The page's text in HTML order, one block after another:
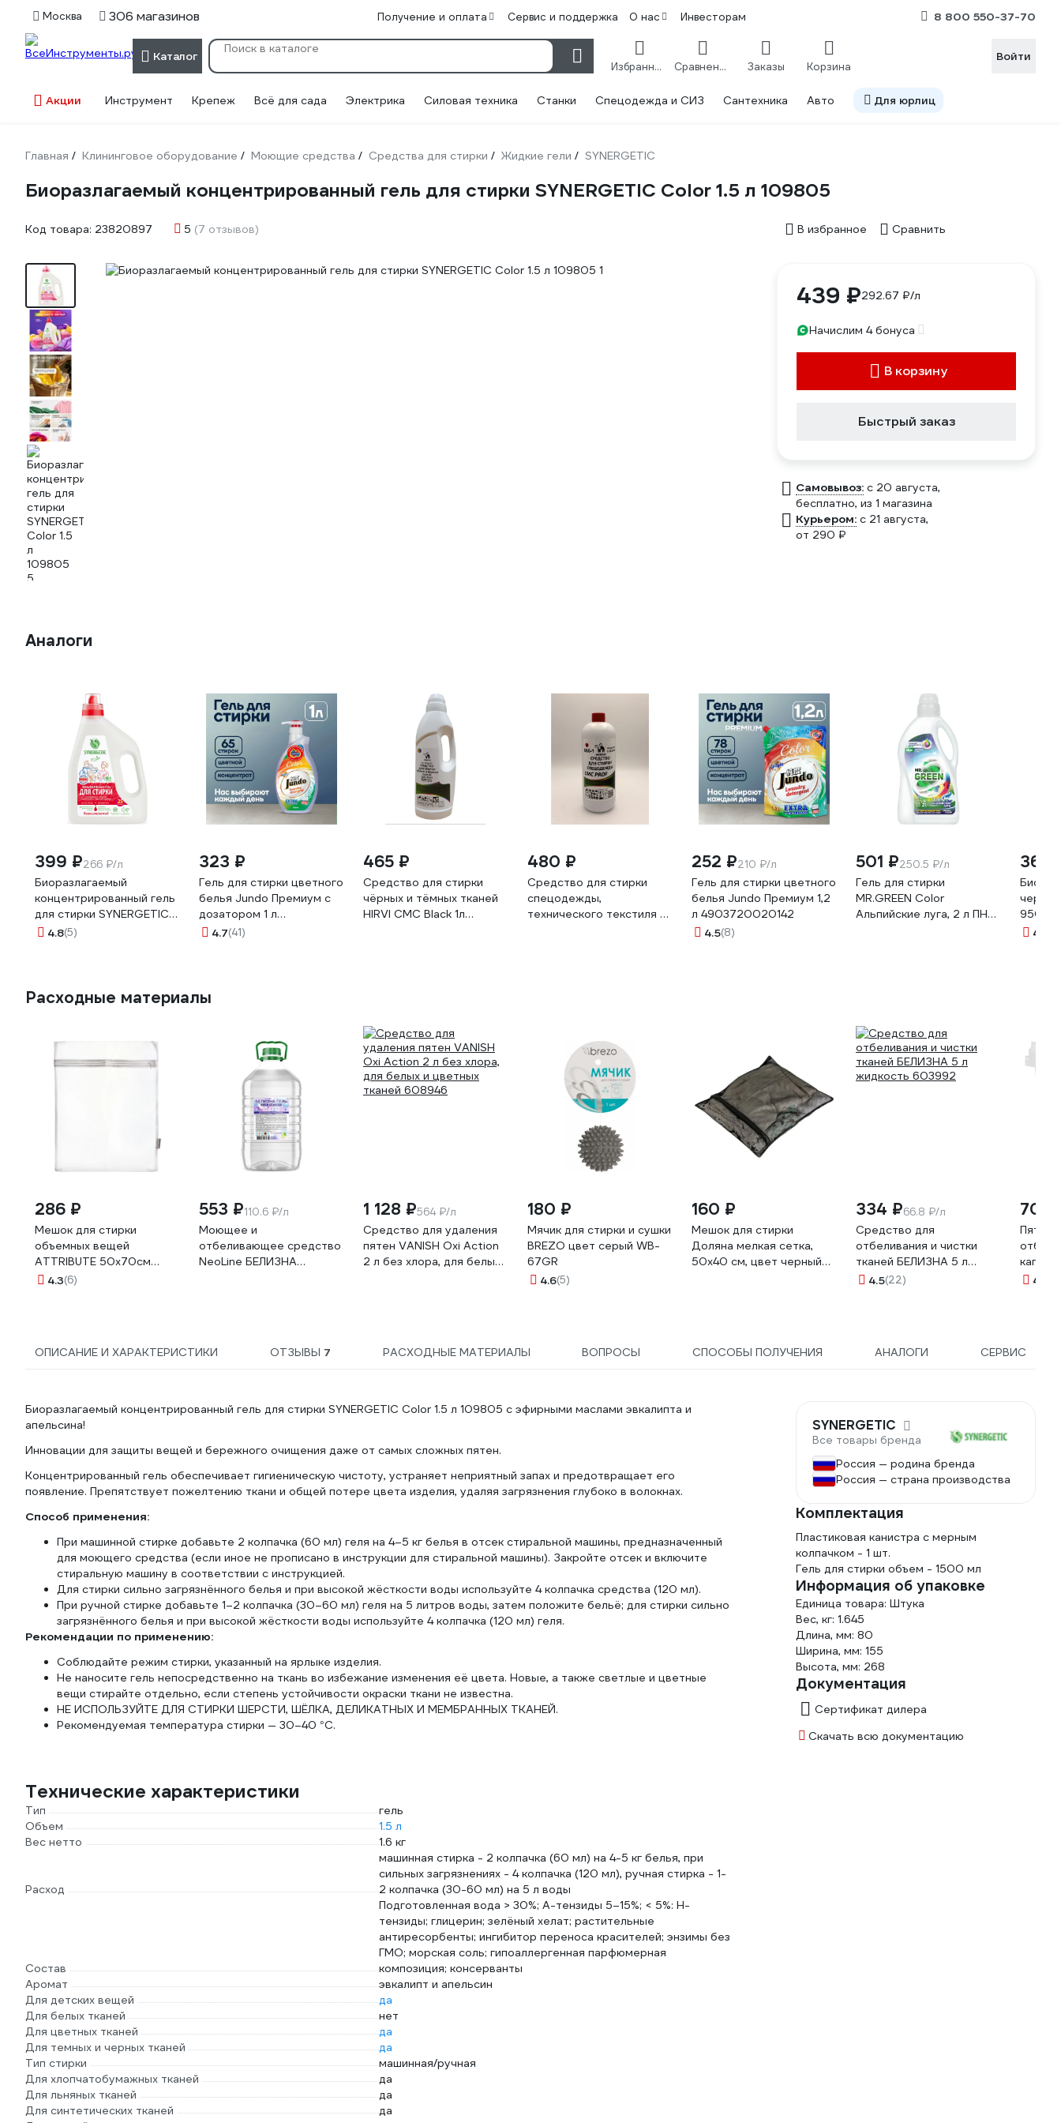
Москва 306 магазинов Получение и оплата Сервис и поддержка О нас Инвесторам 8 800 550-37-70
Каталог
Избранное Сравнение Заказы Корзина
Войти
Акции Инструмент Крепеж Всё для сада Электрика Силовая техника Станки Спецодежда и СИЗ Сантехника Авто Для юрлиц
Главная / Клининговое оборудование / Моющие средства / Средства для стирки / Жидкие гели / SYNERGETIC
Биоразлагаемый концентрированный гель для стирки SYNERGETIC Color 1.5 л 109805
Код товара: 23820897 5 (7 отзывов) В избранное Сравнить
439 ₽292.67 ₽/л
Начислим 4 бонуса
В корзину
Быстрый заказ
Самовывоз: c 20 августа,
бесплатно, из 1 магазина
Курьером: c 21 августа,
от 290 ₽
Аналоги
399 ₽266 ₽/л
Биоразлагаемый
концентрированный гель
для стирки SYNERGETIC
ACTIVE FRESH, 1,5 л 25
4.8(5)
323 ₽
Гель для стирки цветного
белья Jundo Премиум с
дозатором 1 л
4903720020074
4.7(41)
465 ₽
Средство для стирки
чёрных и тёмных тканей
HIRVI СМС Black 1л
480 ₽
Средство для стирки
спецодежды,
технического текстиля и
252 ₽210 ₽/л
Гель для стирки цветного
белья Jundo Премиум 1,2
л 4903720020142
4.5(8)
501 ₽250.5 ₽/л
Гель для стирки
MR.GREEN Color
Альпийские луга, 2 л ПНД
368
Био-
950
4.9
Расходные материалы
286 ₽
Мешок для стирки
объемных вещей
ATTRIBUTE 50х70см
ALB061
4.3(6)
553 ₽110.6 ₽/л
Моющее и
отбеливающее средство
NeoLine БЕЛИЗНА
1 128 ₽564 ₽/л
Средство для удаления
пятен VANISH Oxi Action
2 л без хлора, для белых
180 ₽
Мячик для стирки и сушки
BREZO цвет серый WB-
67GR
4.6(5)
160 ₽
Мешок для стирки
Доляна мелкая сетка,
50х40 см, цвет черный
334 ₽66.8 ₽/л
Средство для
отбеливания и чистки
тканей БЕЛИЗНА 5 л
жидкость 603992
4.5(22)
704
4.7
ОПИСАНИЕ И ХАРАКТЕРИСТИКИ ОТЗЫВЫ 7 РАСХОДНЫЕ МАТЕРИАЛЫ ВОПРОСЫ СПОСОБЫ ПОЛУЧЕНИЯ АНАЛОГИ СЕРВИС
Биоразлагаемый концентрированный гель для стирки SYNERGETIC Color 1.5 л 109805 с эфирными маслами эвкалипта и
апельсина!
Инновации для защиты вещей и бережного очищения даже от самых сложных пятен.
Концентрированный гель обеспечивает гигиеническую чистоту, устраняет неприятный запах и предотвращает его
появление. Препятствует пожелтению ткани и общей потере цвета изделия, удаляя загрязнения глубоко в волокнах.
Способ применения:
При машинной стирке добавьте 2 колпачка (60 мл) геля на 4–5 кг белья в отсек стиральной машины, предназначенный
для моющего средства (если иное не прописано в инструкции для стиральной машины). Закройте отсек и включите
стиральную машину в соответствии с инструкцией.
Для стирки сильно загрязнённого белья и при высокой жёсткости воды используйте 4 колпачка средства (120 мл).
При ручной стирке добавьте 1–2 колпачка (30–60 мл) геля на 5 литров воды, затем положите бельё; для стирки сильно
загрязнённого белья и при высокой жёсткости воды используйте 4 колпачка (120 мл) геля.
Рекомендации по применению:
Соблюдайте режим стирки, указанный на ярлыке изделия.
Не наносите гель непосредственно на ткань во избежание изменения её цвета. Новые, а также светлые и цветные
вещи стирайте отдельно, если степень устойчивости окраски ткани не известна.
НЕ ИСПОЛЬЗУЙТЕ ДЛЯ СТИРКИ ШЕРСТИ, ШЁЛКА, ДЕЛИКАТНЫХ И МЕМБРАННЫХ ТКАНЕЙ.
Рекомендуемая температура стирки — 30–40 °С.
Технические характеристики
Тип
гель
Объем
1.5 л
Вес нетто
1.6 кг
Расход
машинная стирка - 2 колпачка (60 мл) на 4-5 кг белья, при
сильных загрязнениях - 4 колпачка (120 мл), ручная стирка - 1-
2 колпачка (30-60 мл) на 5 л воды
Состав
Подготовленная вода > 30%; А-тензиды 5–15%; < 5%: Н-
тензиды; глицерин; зелёный хелат; растительные
антиресорбенты; ингибитор переноса красителей; энзимы без
ГМО; морская соль; гипоаллергенная парфюмерная
композиция; консерванты
Аромат
эвкалипт и апельсин
Для детских вещей
да
Для белых тканей
нет
Для цветных тканей
да
Для темных и черных тканей
да
Тип стирки
машинная/ручная
Для хлопчатобумажных тканей
да
Для льняных тканей
да
Для синтетических тканей
да
SYNERGETIC
Все товары бренда
Россия — родина бренда
Россия — страна производства
Комплектация
Пластиковая канистра с мерным
колпачком - 1 шт.
Гель для стирки объем - 1500 мл
Информация об упаковке
Единица товара: Штука
Вес, кг: 1.645
Длина, мм: 80
Ширина, мм: 155
Высота, мм: 268
Документация
Сертификат дилера
Скачать всю документацию